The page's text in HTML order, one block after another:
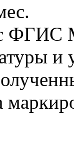
с
и